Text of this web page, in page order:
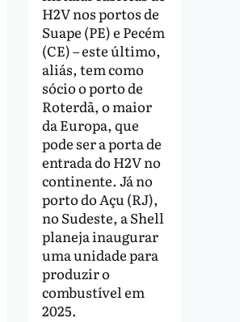
H2V nos portos de
Suape (PE) e Pecém
(CE) – este último,
aliás, tem como
sócio o porto de
Roterdã, o maior
da Europa, que
pode ser a porta de
entrada do H2V no
continente. Já no
porto do Açu (RJ),
no Sudeste, a Shell
planeja inaugurar
uma unidade para
produzir o
combustível em
2025.